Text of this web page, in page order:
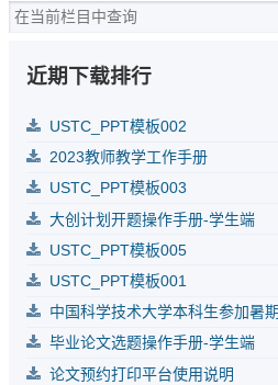
近期下载排行
USTC_PPT模板002
2023教师教学工作手册
USTC_PPT模板003
大创计划开题操作手册-学生端
USTC_PPT模板005
USTC_PPT模板001
中国科学技术大学本科生参加暑
毕业论文选题操作手册-学生端
论文预约打印平台使用说明